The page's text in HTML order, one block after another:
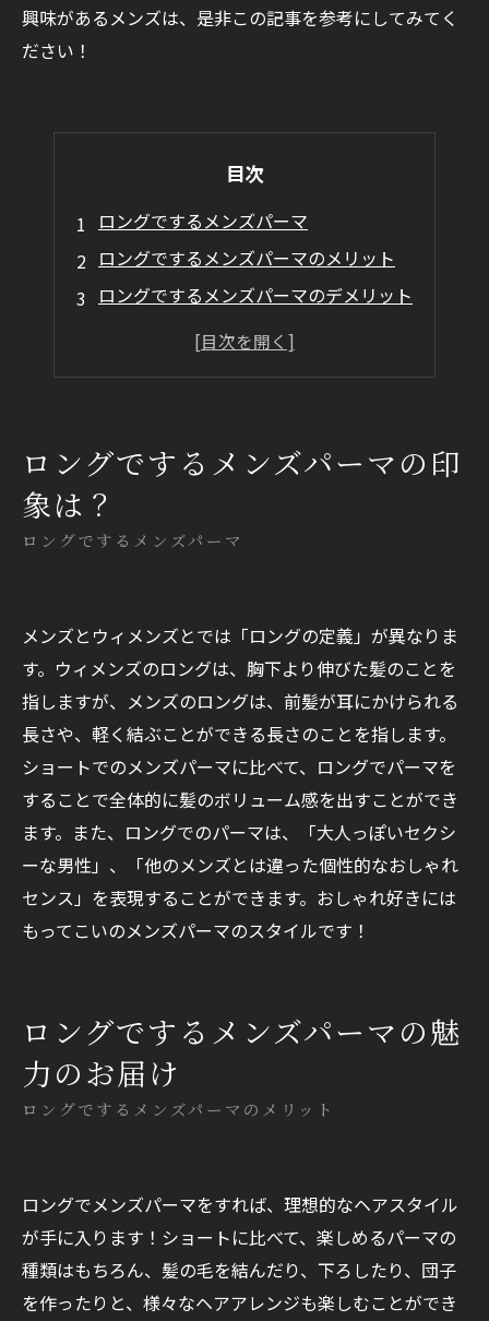
興味があるメンズは、是非この記事を参考にしてみてく
ださい！
目次
ロングでするメンズパーマ
ロングでするメンズパーマのメリット
ロングでするメンズパーマのデメリット
ロングでするメンズパーマ
ロングでするメンズパーマの印
象は？
メンズとウィメンズとでは「ロングの定義」が異なりま
す。ウィメンズのロングは、胸下より伸びた髪のことを
指しますが、メンズのロングは、前髪が耳にかけられる
長さや、軽く結ぶことができる長さのことを指します。
ショートでのメンズパーマに比べて、ロングでパーマを
することで全体的に髪のボリューム感を出すことができ
ます。また、ロングでのパーマは、「大人っぽいセクシ
ーな男性」、「他のメンズとは違った個性的なおしゃれ
センス」を表現することができます。おしゃれ好きには
もってこいのメンズパーマのスタイルです！
ロングでするメンズパーマのメリット
ロングでするメンズパーマの魅
力のお届け
ロングでメンズパーマをすれば、理想的なヘアスタイル
が手に入ります！ショートに比べて、楽しめるパーマの
種類はもちろん、髪の毛を結んだり、下ろしたり、団子
を作ったりと、様々なヘアアレンジも楽しむことができ